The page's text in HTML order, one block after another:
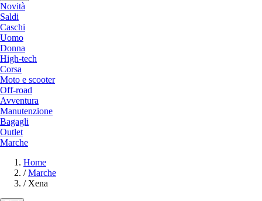
Novità
Saldi
Caschi
Uomo
Donna
High-tech
Corsa
Moto e scooter
Off-road
Avventura
Manutenzione
Bagagli
Outlet
Marche
Home
/ Marche
/ Xena